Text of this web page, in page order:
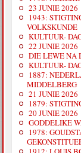
23 JUNIE 2026
1943:
VOLKSKUNDE
KULTUUR-
22 JUNIE 2026
DIE LEWE NA
KULTUUR-
1887:
MIDDELBERG
21 JUNIE 2026
1879:
20 JUNIE 2026
GODDELIKE
1978: